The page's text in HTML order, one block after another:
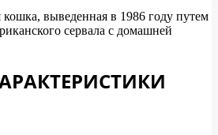
кошка, выведенная в 1986 году путем
сервала с домашней